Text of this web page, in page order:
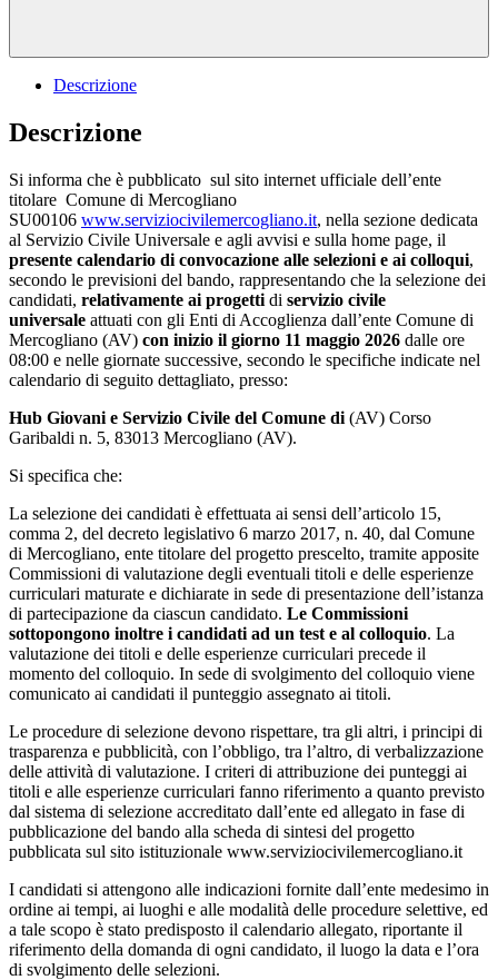
Descrizione
Descrizione
Si informa che è pubblicato sul sito internet ufficiale dell’ente
titolare Comune di Mercogliano
SU00106 www.serviziocivilemercogliano.it, nella sezione dedicata
al Servizio Civile Universale e agli avvisi e sulla home page, il
presente calendario di convocazione alle selezioni e ai colloqui,
secondo le previsioni del bando, rappresentando che la selezione dei
candidati, relativamente ai progetti di servizio civile
universale attuati con gli Enti di Accoglienza dall’ente Comune di
Mercogliano (AV) con inizio il giorno 11 maggio 2026 dalle ore
08:00 e nelle giornate successive, secondo le specifiche indicate nel
calendario di seguito dettagliato, presso:
Hub Giovani e Servizio Civile del Comune di (AV) Corso
Garibaldi n. 5, 83013 Mercogliano (AV).
Si specifica che:
La selezione dei candidati è effettuata ai sensi dell’articolo 15,
comma 2, del decreto legislativo 6 marzo 2017, n. 40, dal Comune
di Mercogliano, ente titolare del progetto prescelto, tramite apposite
Commissioni di valutazione degli eventuali titoli e delle esperienze
curriculari maturate e dichiarate in sede di presentazione dell’istanza
di partecipazione da ciascun candidato. Le Commissioni
sottopongono inoltre i candidati ad un test e al colloquio. La
valutazione dei titoli e delle esperienze curriculari precede il
momento del colloquio. In sede di svolgimento del colloquio viene
comunicato ai candidati il punteggio assegnato ai titoli.
Le procedure di selezione devono rispettare, tra gli altri, i principi di
trasparenza e pubblicità, con l’obbligo, tra l’altro, di verbalizzazione
delle attività di valutazione. I criteri di attribuzione dei punteggi ai
titoli e alle esperienze curriculari fanno riferimento a quanto previsto
dal sistema di selezione accreditato dall’ente ed allegato in fase di
pubblicazione del bando alla scheda di sintesi del progetto
pubblicata sul sito istituzionale www.serviziocivilemercogliano.it
I candidati si attengono alle indicazioni fornite dall’ente medesimo in
ordine ai tempi, ai luoghi e alle modalità delle procedure selettive, ed
a tale scopo è stato predisposto il calendario allegato, riportante il
riferimento della domanda di ogni candidato, il luogo la data e l’ora
di svolgimento delle selezioni.